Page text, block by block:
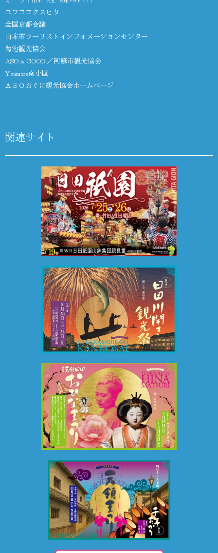
ユフココクスヒタ
全国京都会議
由布市ツーリストインフォメーションセンター
菊池観光協会
ASO is GOOD!／阿蘇市観光協会
Youmore南小国
ＡＳＯおぐに観光協会ホームページ
関連サイト